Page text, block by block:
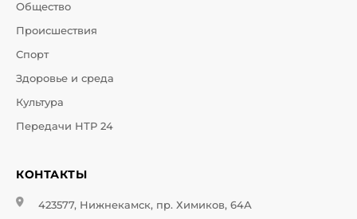
Общество
Происшествия
Спорт
Здоровье и среда
Культура
Передачи НТР 24
КОНТАКТЫ
423577, Нижнекамск, пр. Химиков, 64А